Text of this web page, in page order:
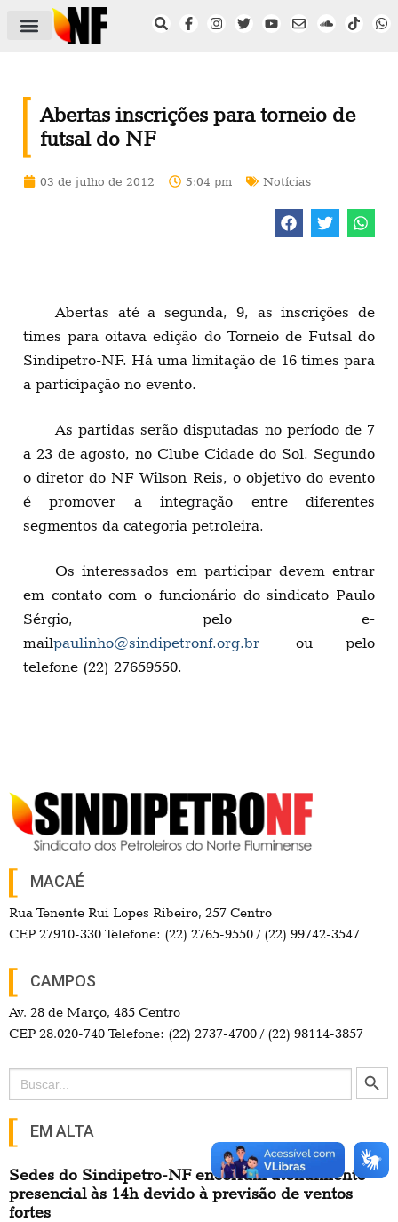
Abertas inscrições para torneio de
futsal do NF
03 de julho de 2012 5:04 pm Notícias
Abertas até a segunda, 9, as inscrições de
times para oitava edição do Torneio de Futsal do
Sindipetro-NF. Há uma limitação de 16 times para
a participação no evento.
As partidas serão disputadas no período de 7
a 23 de agosto, no Clube Cidade do Sol. Segundo
o diretor do NF Wilson Reis, o objetivo do evento
é promover a integração entre diferentes
segmentos da categoria petroleira.
Os interessados em participar devem entrar
em contato com o funcionário do sindicato Paulo
Sérgio, pelo e-
mailpaulinho@sindipetronf.org.br ou pelo
telefone (22) 27659550.
MACAÉ
Rua Tenente Rui Lopes Ribeiro, 257 Centro
CEP 27910-330 Telefone: (22) 2765-9550 / (22) 99742-3547
CAMPOS
Av. 28 de Março, 485 Centro
CEP 28.020-740 Telefone: (22) 2737-4700 / (22) 98114-3857
Search
for:
Search Button
EM ALTA
Sedes do Sindipetro-NF encerram atendimento
presencial às 14h devido à previsão de ventos
fortes